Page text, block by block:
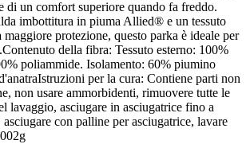
di un comfort superiore quando fa freddo.
imbottitura in piuma Allied® e un tessuto
protezione, questo parka è ideale per
della fibra: Tessuto esterno: 100%
poliammide. Isolamento: 60% piumino
per la cura: Contiene parti non
non usare ammorbidenti, rimuovere tutte le
lavaggio, asciugare in asciugatrice fino a
con palline per asciugatrice, lavare